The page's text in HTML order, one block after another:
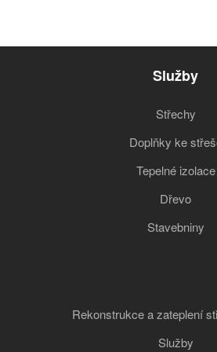
Služby
Střechy
Doplňky ke
Tepelné izolace
Dřevo
Stavebniny
Rekonstrukce a zateplení
Služby